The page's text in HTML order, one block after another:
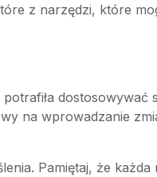
z narzędzi, które
dostosowywać
na wprowadzanie
Pamiętaj, że każda